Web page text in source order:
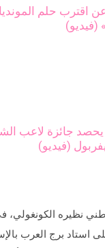
اقترب حلم
(فيديو)
جائزة لاعب
(فيديو)
نظيره الكونغولي،
استاد برج العرب